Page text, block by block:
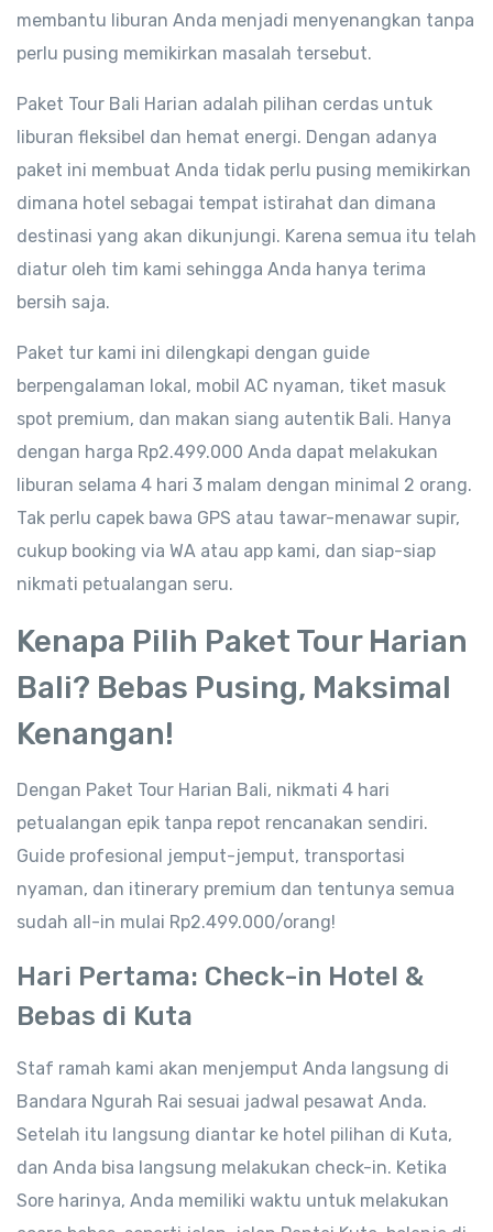
membantu liburan Anda menjadi menyenangkan tanpa
perlu pusing memikirkan masalah tersebut.
Paket Tour Bali Harian adalah pilihan cerdas untuk
liburan fleksibel dan hemat energi. Dengan adanya
paket ini membuat Anda tidak perlu pusing memikirkan
dimana hotel sebagai tempat istirahat dan dimana
destinasi yang akan dikunjungi. Karena semua itu telah
diatur oleh tim kami sehingga Anda hanya terima
bersih saja.
Paket tur kami ini dilengkapi dengan guide
berpengalaman lokal, mobil AC nyaman, tiket masuk
spot premium, dan makan siang autentik Bali. Hanya
dengan harga Rp2.499.000 Anda dapat melakukan
liburan selama 4 hari 3 malam dengan minimal 2 orang.
Tak perlu capek bawa GPS atau tawar-menawar supir,
cukup booking via WA atau app kami, dan siap-siap
nikmati petualangan seru.
Kenapa Pilih Paket Tour Harian
Bali? Bebas Pusing, Maksimal
Kenangan!
Dengan Paket Tour Harian Bali, nikmati 4 hari
petualangan epik tanpa repot rencanakan sendiri.
Guide profesional jemput-jemput, transportasi
nyaman, dan itinerary premium dan tentunya semua
sudah all-in mulai Rp2.499.000/orang!
Hari Pertama: Check-in Hotel &
Bebas di Kuta
Staf ramah kami akan menjemput Anda langsung di
Bandara Ngurah Rai sesuai jadwal pesawat Anda.
Setelah itu langsung diantar ke hotel pilihan di Kuta,
dan Anda bisa langsung melakukan check-in. Ketika
Sore harinya, Anda memiliki waktu untuk melakukan